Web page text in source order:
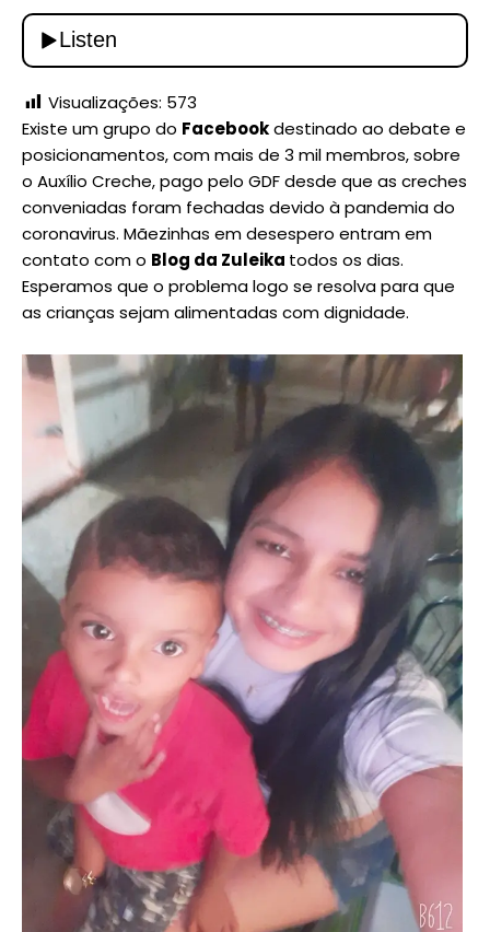
Visualizações: 573
Existe um grupo do Facebookdestinado ao debate e
posicionamentos, com mais de 3 mil membros, sobre
o Auxílio Creche, pago pelo GDF desde que as creches
conveniadas foram fechadas devido à pandemia do
coronavirus. Mãezinhas em desespero entram em
contato com o Blog da Zuleika todos os dias.
Esperamos que o problema logo se resolva para que
as crianças sejam alimentadas com dignidade.